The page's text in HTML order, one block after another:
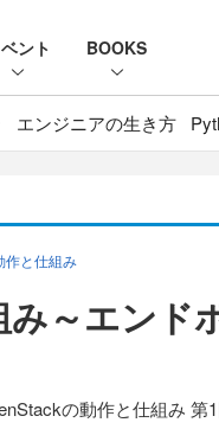
ント BOOKS
エンジニアの生き方
作と仕組み
～エンド
の動作と仕組み 第